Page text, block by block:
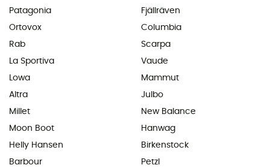
Patagonia
Ortovox
Rab
La Sportiva
Lowa
Altra
Millet
Moon Boot
Helly Hansen
Barbour
Fjällräven
Columbia
Scarpa
Vaude
Mammut
Julbo
New Balance
Hanwag
Birkenstock
Petzl